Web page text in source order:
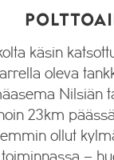
käsin
oleva
Nilsiän
23km
ollut
toiminnassa –